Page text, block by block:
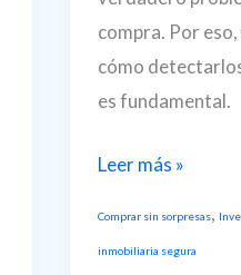
compra. Por
cómo
es fundamental.
Cómo
Leer más »
Comprar sin sorpresas,
inmobiliaria segura